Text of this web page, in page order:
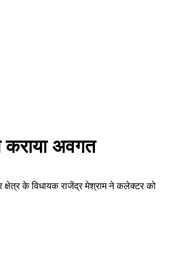
कराया अवगत
क्षेत्र के विधायक राजेंद्र मेश्राम ने कलेक्टर को